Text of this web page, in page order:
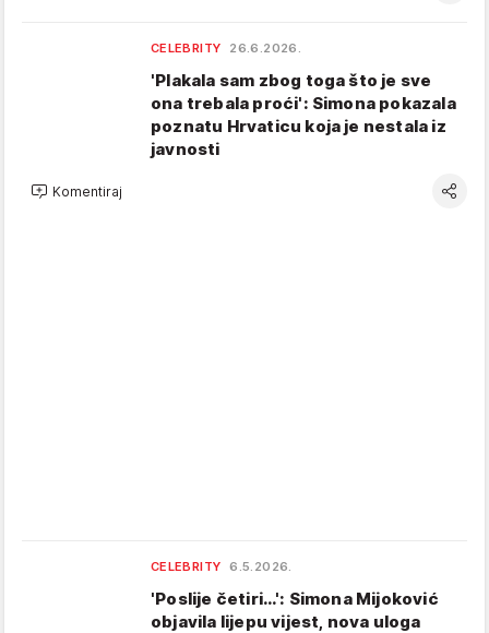
CELEBRITY 26.6.2026.
'Plakala sam zbog toga što je sve
ona trebala proći': Simona pokazala
poznatu Hrvaticu koja je nestala iz
javnosti
Komentiraj
CELEBRITY 6.5.2026.
'Poslije četiri…': Simona Mijoković
objavila lijepu vijest, nova uloga